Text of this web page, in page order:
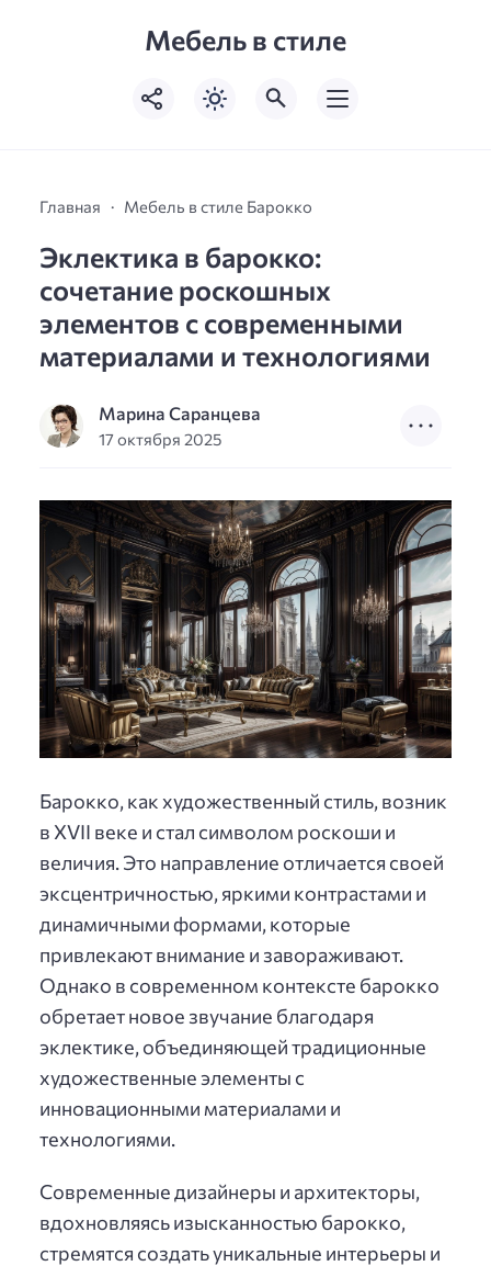
Мебель в стиле
Главная Мебель в стиле Барокко
Эклектика в барокко:
сочетание роскошных
элементов с современными
материалами и технологиями
Марина Саранцева
17 октября 2025
Барокко, как художественный стиль, возник
в XVII веке и стал символом роскоши и
величия. Это направление отличается своей
эксцентричностью, яркими контрастами и
динамичными формами, которые
привлекают внимание и завораживают.
Однако в современном контексте барокко
обретает новое звучание благодаря
эклектике, объединяющей традиционные
художественные элементы с
инновационными материалами и
технологиями.
Современные дизайнеры и архитекторы,
вдохновляясь изысканностью барокко,
стремятся создать уникальные интерьеры и